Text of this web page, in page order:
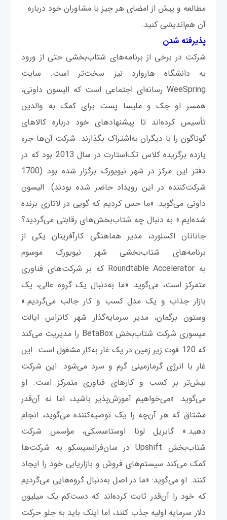
مطالعه و پيش از امضای هر چيز با مشاوران خود درباره
آن هم‌انديشی کنيد.
پذيرفته شدن
شرکت در برخی از برنامه‌های شتاب‌بخشی حتی از ورود
به دانشگاه هاروارد نيز سخت‌تر است. سايت
WeeSpring رسانه‌ای اجتماعی است که اليسون داونی،
همسر او جک و مليسا پست برای کمک به والدين
تأسيس کرده‌اند تا پيشنهادهای خود درباره کالاهای
گوناگون را با ديگران به‌اشتراک بگذارند. شرکت آن‌ها جزء
یازده برگزيده کلاس تک‌استارت در سال 2013 بود که در
دفتر اين مرکز در شهر نيويورک برگزار شده‌ بود (1700
شرکت‌کننده در اين رويداد حاضر شده ‌بودند). اليسون
داونی می‌گويد: «ما حس کرديم که گویی در لاتاری برنده
شده‌ايم.» به دنبال چه شتاب‌بخش‌های رقابتی می‌گرديد؟
جاناتان اکسلورد، مدير هماهنگی کارآفرينان يکی از
برنامه‌های شتاب‌بخشی شهر نيويورک موسوم
به Roundtable Accelerator که بر شرکت‌های فناوری
متمرکز است، می‌گويد: «ما به‌دنبال يک گروه عالی، يک
بازار جذاب و يک مدل کسب‌ و کار جالب می‌گرديم.»
وستون برگمان، مدير سرمايه‌گذار شهر کانزاس ايالت
ميسوری شرکت شتاب‌بخش BetaBox را مديريت می‌کند
که 120 فوت زير زمين در يک غار به‌کار مشغول است. اين
غار با انرژی گرمازمينی گرم و سرد می‌شود. اين شرکت
بيش‌تر بر کسب‌ و کارهای فناوری متمرکز است. او
می‌گويد: «می‌خواهيم آموزش‌پذير باشيد، اما نه آن‌قدر
مشتاق که هر آن‌چه را يک توصيه‌کننده می‌گويد، انجام
دهيد.» گابريل لونا اوستاسسکی، مؤسس شرکت
شتاب‌بخش Upshift در سان‌فرانسيسکو به شرکت‌ها
کمک می‌کند سيستم‌های فروش و بازاريابی خود را ايجاد
کنند. او می‌گويد: «ما در اصل به‌دنبال گروه‌هایی می‌گرديم
که خود را آن‌قدر ثابت کرده‌اند که دست‌کم یک ميليون
دلار سرمايه اوليه‌ جذب کنند، اما اينک بايد به ‌جلو حرکت